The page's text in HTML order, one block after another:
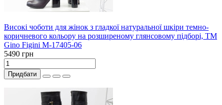
Високі чоботи для жінок з гладкої натуральної шкіри темно-
коричневого кольору на розширеному глянсовому підборі, ТМ
Gino Figini М-17405-06
5490 грн
Придбати